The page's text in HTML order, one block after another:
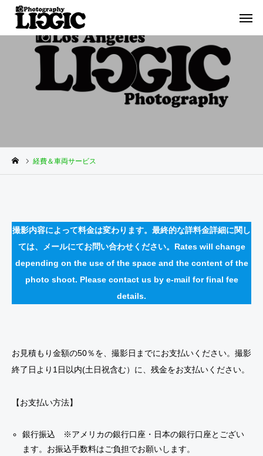
経費＆車両サービス
撮影内容によって料金は変わります。最終的な詳料金詳細に関し
ては、メールにてお問い合わせください。Rates will change
depending on the use of the space and the content of the
photo shoot. Please contact us by e-mail for final fee
details.
お見積もり金額の50％を、撮影日までにお支払いください。撮影
終了日より1日以内(土日祝含む）に、残金をお支払いください。
【お支払い方法】
銀行振込 ※アメリカの銀行口座・日本の銀行口座とござい
ます。お振込手数料はご負担でお願いします。